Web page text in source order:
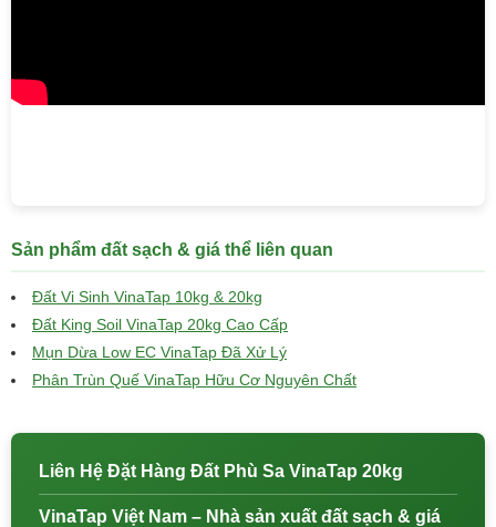
Sản phẩm đất sạch & giá thể liên quan
Đất Vi Sinh VinaTap 10kg & 20kg
Đất King Soil VinaTap 20kg Cao Cấp
Mụn Dừa Low EC VinaTap Đã Xử Lý
Phân Trùn Quế VinaTap Hữu Cơ Nguyên Chất
Liên Hệ Đặt Hàng Đất Phù Sa VinaTap 20kg
VinaTap Việt Nam – Nhà sản xuất đất sạch & giá